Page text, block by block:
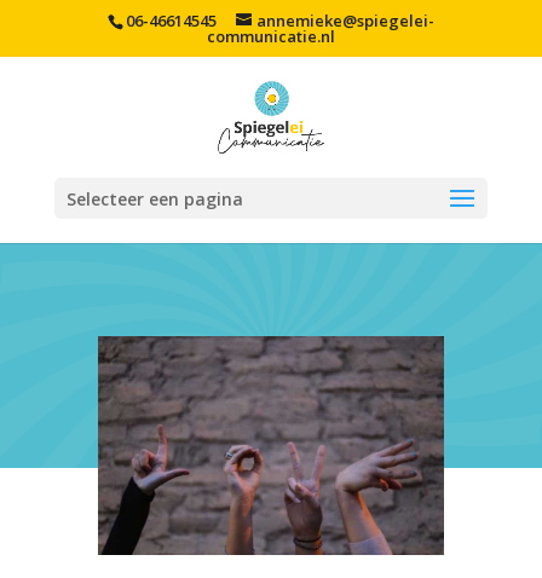
06-46614545 annemieke@spiegelei-
communicatie.nl
Selecteer een pagina